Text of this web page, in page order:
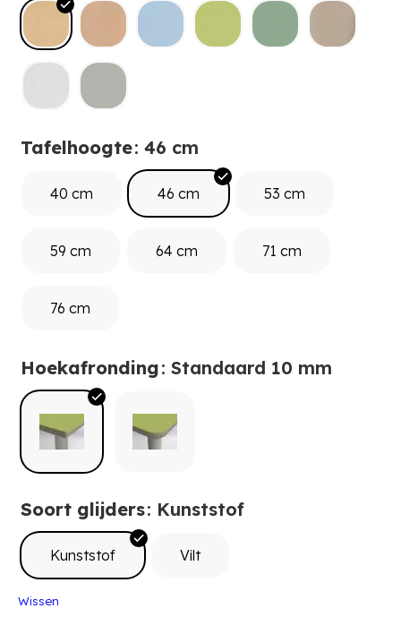
Tafelhoogte: 46 cm
40 cm 46 cm 53 cm
59 cm 64 cm 71 cm
76 cm
Hoekafronding: Standaard 10 mm
Soort glijders: Kunststof
Kunststof Vilt
Wissen